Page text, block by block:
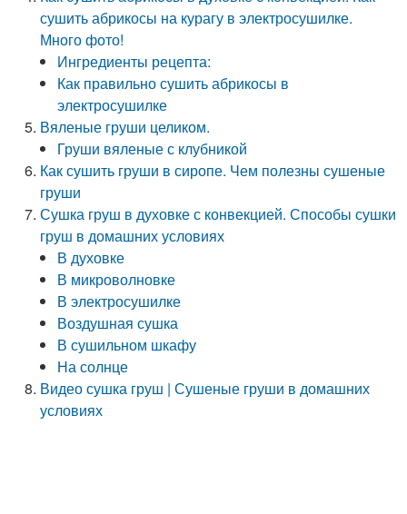
сушить абрикосы на курагу в электросушилке.
Много фото!
Ингредиенты рецепта:
Как правильно сушить абрикосы в
электросушилке
Вяленые груши целиком.
Груши вяленые с клубникой
Как сушить груши в сиропе. Чем полезны сушеные
груши
Сушка груш в духовке с конвекцией. Способы сушки
груш в домашних условиях
В духовке
В микроволновке
В электросушилке
Воздушная сушка
В сушильном шкафу
На солнце
Видео сушка груш | Сушеные груши в домашних
условиях